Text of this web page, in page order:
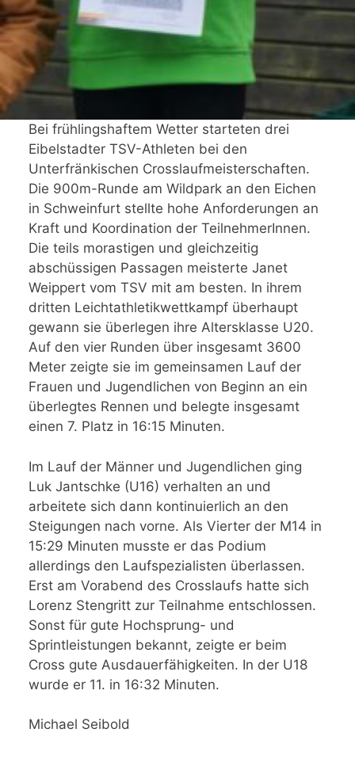
Bei frühlingshaftem Wetter starteten drei
Eibelstadter TSV-Athleten bei den
Unterfränkischen Crosslaufmeisterschaften.
Die 900m-Runde am Wildpark an den Eichen
in Schweinfurt stellte hohe Anforderungen an
Kraft und Koordination der TeilnehmerInnen.
Die teils morastigen und gleichzeitig
abschüssigen Passagen meisterte Janet
Weippert vom TSV mit am besten. In ihrem
dritten Leichtathletikwettkampf überhaupt
gewann sie überlegen ihre Altersklasse U20.
Auf den vier Runden über insgesamt 3600
Meter zeigte sie im gemeinsamen Lauf der
Frauen und Jugendlichen von Beginn an ein
überlegtes Rennen und belegte insgesamt
einen 7. Platz in 16:15 Minuten.
Im Lauf der Männer und Jugendlichen ging
Luk Jantschke (U16) verhalten an und
arbeitete sich dann kontinuierlich an den
Steigungen nach vorne. Als Vierter der M14 in
15:29 Minuten musste er das Podium
allerdings den Laufspezialisten überlassen.
Erst am Vorabend des Crosslaufs hatte sich
Lorenz Stengritt zur Teilnahme entschlossen.
Sonst für gute Hochsprung- und
Sprintleistungen bekannt, zeigte er beim
Cross gute Ausdauerfähigkeiten. In der U18
wurde er 11. in 16:32 Minuten.
Michael Seibold